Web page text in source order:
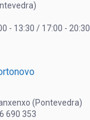
- 13:30 / 17:00 - 20:30
(Pontevedra)
690 353